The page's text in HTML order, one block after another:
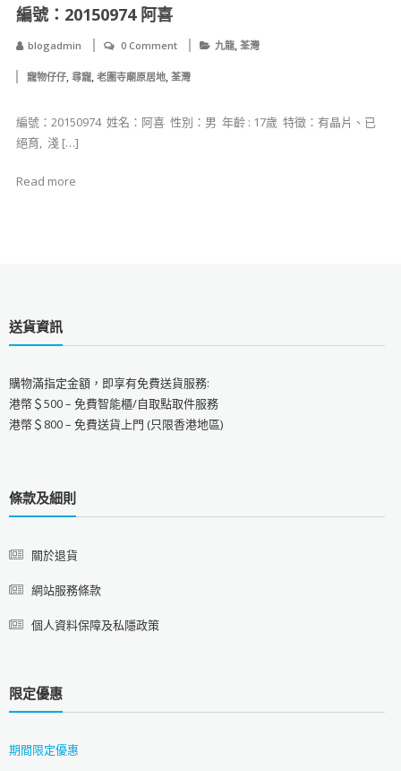
​編號：20150974 阿喜
blogadmin 0 Comment 九龍, 荃灣
寵物仔仔, 尋寵, 老圍寺廟原居地, 荃灣
​編號：20150974 ​ 姓名：阿喜 ​ 性別：男 ​ 年齡 : 17歲 ​ 特徵：有晶片、已
絕育, 淺 […]
Read more
送貨資訊
購物滿指定金額，即享有免費送貨服務:
港幣＄500 – 免費智能櫃/自取點取件服務
港幣＄800 – 免費送貨上門 (只限香港地區)
條款及細則
關於退貨
網站服務條款
個人資料保障及私隱政策
限定優惠
期間限定優惠